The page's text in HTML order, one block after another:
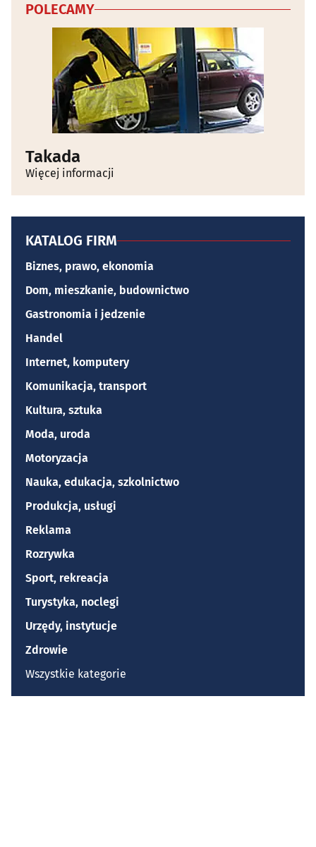
POLECAMY
Takada
Więcej informacji
KATALOG FIRM
Biznes, prawo, ekonomia
Dom, mieszkanie, budownictwo
Gastronomia i jedzenie
Handel
Internet, komputery
Komunikacja, transport
Kultura, sztuka
Moda, uroda
Motoryzacja
Nauka, edukacja, szkolnictwo
Produkcja, usługi
Reklama
Rozrywka
Sport, rekreacja
Turystyka, noclegi
Urzędy, instytucje
Zdrowie
Wszystkie kategorie